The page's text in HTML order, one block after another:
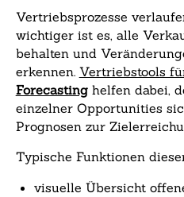
Vertriebsprozesse
wichtiger ist es, alle
behalten und
erkennen. Vertriebstools
Forecasting helfen dabei,
einzelner Opportunities
Prognosen zur
Typische Funktionen
visuelle Übersicht